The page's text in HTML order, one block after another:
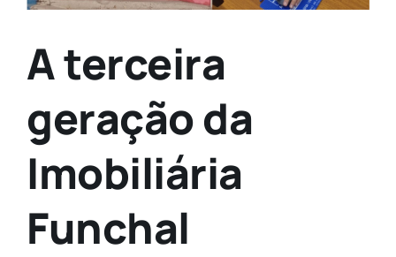
A terceira
geração da
Imobiliária
Funchal